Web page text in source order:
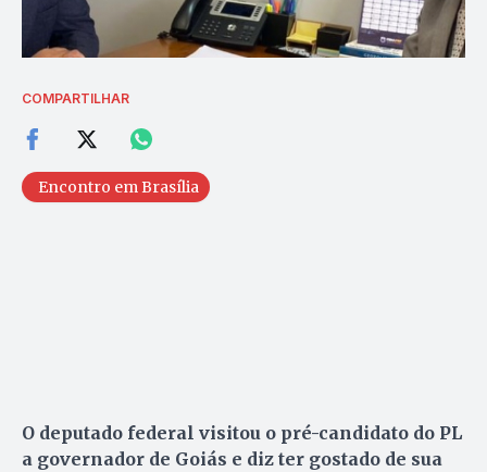
COMPARTILHAR
Encontro em Brasília
O deputado federal visitou o pré-candidato do PL
a governador de Goiás e diz ter gostado de sua